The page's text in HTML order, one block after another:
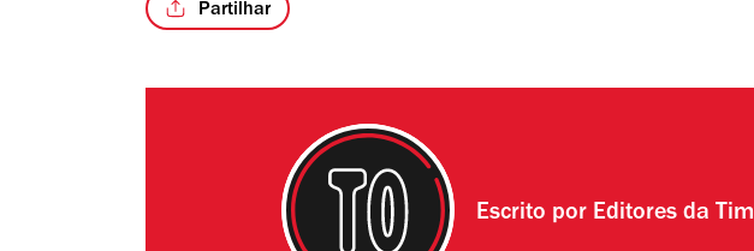
Partilhar
Escrito por Editores da